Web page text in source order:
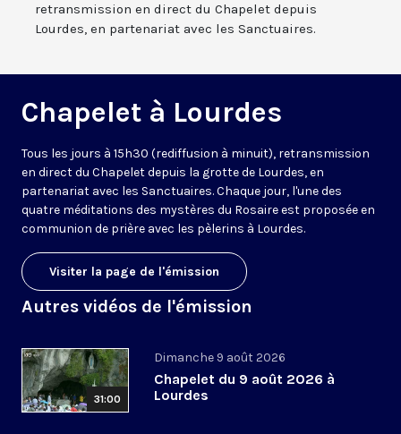
retransmission en direct du Chapelet depuis
Lourdes, en partenariat avec les Sanctuaires.
Chapelet à Lourdes
Tous les jours à 15h30 (rediffusion à minuit), retransmission
en direct du Chapelet depuis la grotte de Lourdes, en
partenariat avec les Sanctuaires. Chaque jour, l'une des
quatre méditations des mystères du Rosaire est proposée en
communion de prière avec les pèlerins à Lourdes.
Visiter la page de l'émission
Autres vidéos de l'émission
31:00
Dimanche 9 août 2026
Chapelet du 9 août 2026 à
Lourdes